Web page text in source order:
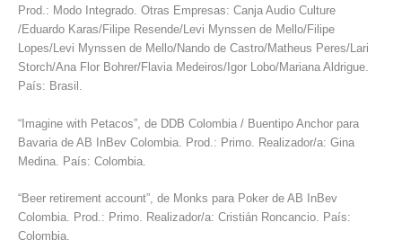
Prod.: Modo Integrado. Otras Empresas: Canja Audio Culture
/Eduardo Karas/Filipe Resende/Levi Mynssen de Mello/Filipe
Lopes/Levi Mynssen de Mello/Nando de Castro/Matheus Peres/Lari
Storch/Ana Flor Bohrer/Flavia Medeiros/Igor Lobo/Mariana Aldrigue.
País: Brasil.
“Imagine with Petacos”, de DDB Colombia / Buentipo Anchor para
Bavaria de AB InBev Colombia. Prod.: Primo. Realizador/a: Gina
Medina. País: Colombia.
“Beer retirement account”, de Monks para Poker de AB InBev
Colombia. Prod.: Primo. Realizador/a: Cristián Roncancio. País:
Colombia.